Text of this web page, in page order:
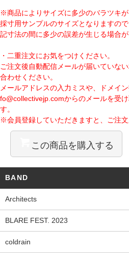
※商品によりサイズに多少のバラツキが
採寸用サンプルのサイズとなりますの
記寸法の間に多少の誤差が生じる場合が
・二重注文にお気をつけください。
ご注文後自動配信メールが届いていな
合わせください。
メールアドレスの入力ミスや、ドメイ
fo@collectivejp.comからのメールを受
す。
※会員登録していただきますと、ご注文
この商品を購入する
BAND
Architects
BLARE FEST. 2023
coldrain